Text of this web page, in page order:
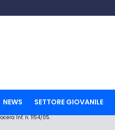
NEWS SETTORE GIOVANILE
Inf. n. 1154/05.